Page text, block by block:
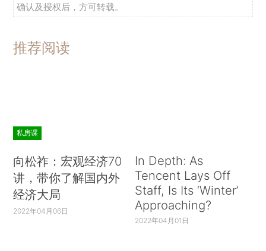
确认及授权后，方可转载。
推荐阅读
私房课
向松祚：宏观经济70
讲，带你了解国内外
经济大局
2022年04月06日
In Depth: As
Tencent Lays Off
Staff, Is Its ‘Winter’
Approaching?
2022年04月01日